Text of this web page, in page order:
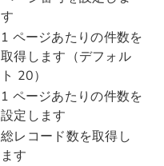
す
1 ページあたりの件数を
取得します（デフォル
ト 20）
1 ページあたりの件数を
設定します
総レコード数を取得し
ます